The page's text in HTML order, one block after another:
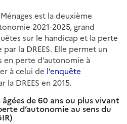
est la deuxième
2021-2025, grand
sur le handicap et la perte
la DREES. Elle permet un
perte d’autonomie à
à celui de l’enquête
la DREES en 2015.
âgées de 60 ans ou plus vivant
d’autonomie au sens du